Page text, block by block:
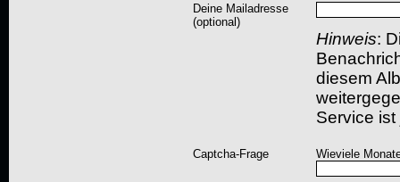
Deine Mailadresse
(optional)
Hinweis:
diesem
Service
Captcha-Frage Wieviele